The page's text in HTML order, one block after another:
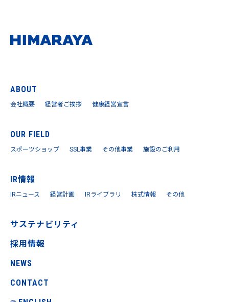
ABOUT
会社概要 経営者ご挨拶 健康経営宣言
OUR FIELD
スポーツショップ SSL事業 その他事業 施設のご利用
IR情報
IRニュース 経営計画 IRライブラリ 株式情報 その他
サステナビリティ
採用情報
NEWS
CONTACT